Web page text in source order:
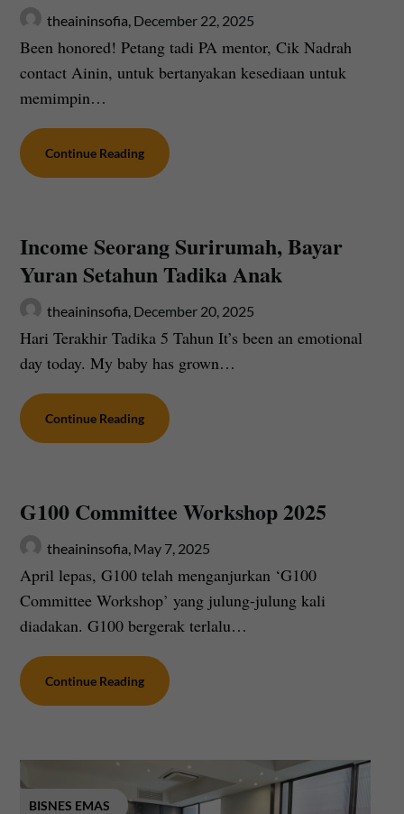
theaininsofia, December 22, 2025
Been honored! Petang tadi PA mentor, Cik Nadrah
contact Ainin, untuk bertanyakan kesediaan untuk
memimpin…
Continue Reading
Income Seorang Surirumah, Bayar
Yuran Setahun Tadika Anak
theaininsofia, December 20, 2025
Hari Terakhir Tadika 5 Tahun It’s been an emotional
day today. My baby has grown…
Continue Reading
G100 Committee Workshop 2025
theaininsofia, May 7, 2025
April lepas, G100 telah menganjurkan ‘G100
Committee Workshop’ yang julung-julung kali
diadakan. G100 bergerak terlalu…
Continue Reading
BISNES EMAS